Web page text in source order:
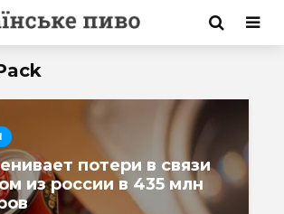
потери в связи
из россии в 435 млн